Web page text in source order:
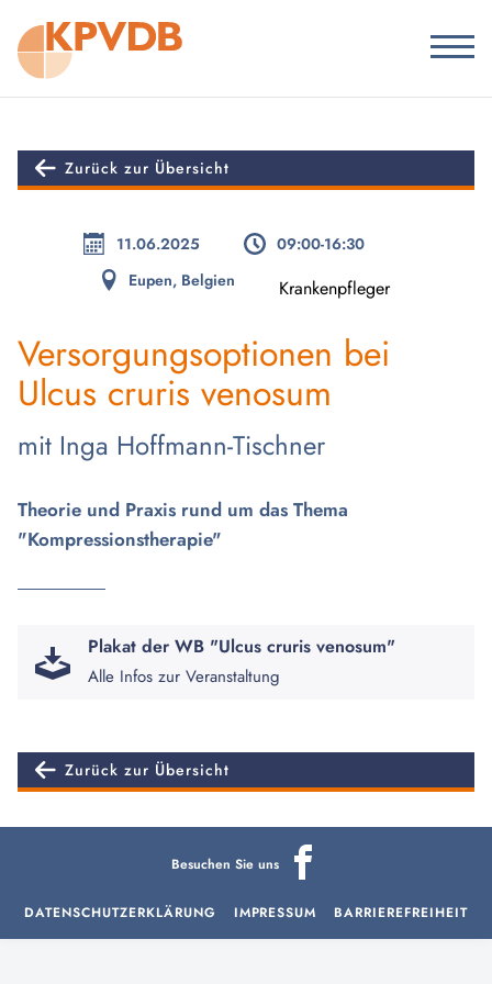
Zurück zur Übersicht
11.06.2025
09:00-16:30
Eupen, Belgien
Krankenpfleger
Versorgungsoptionen bei
Ulcus cruris venosum
mit Inga Hoffmann-Tischner
Theorie und Praxis rund um das Thema
"Kompressionstherapie"
Plakat der WB "Ulcus cruris venosum"
Alle Infos zur Veranstaltung
Zurück zur Übersicht
Besuchen Sie uns
DATENSCHUTZERKLÄRUNG IMPRESSUM BARRIEREFREIHEIT